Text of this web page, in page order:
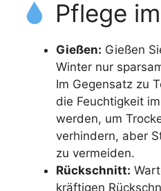
Pflege
Gießen: Gießen
Winter nur
Im Gegensatz zu
die Feuchtigkeit
werden, um
verhindern, aber
zu vermeiden.
Rückschnitt:
kräftigen